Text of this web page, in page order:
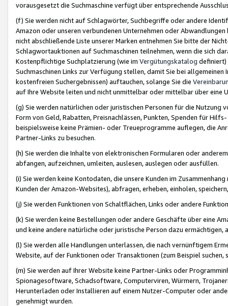
vorausgesetzt die Suchmaschine verfügt über entsprechende
(f) Sie werden nicht auf Schlagwörter, Suchbegriffe oder andere
Amazon oder unseren verbundenen Unternehmen oder
nicht abschließende Liste unserer Marken entnehmen Sie bitte der
Schlagwortauktionen auf Suchmaschinen teilnehmen, wenn die sich
Kostenpflichtige Suchplatzierung (wie im Vergütungskatalog definiert)
Suchmaschinen Links zur Verfügung stellen, damit Sie bei
kostenfreien Suchergebnissen) auftauchen, solange Sie die
auf Ihre Website leiten und nicht unmittelbar oder mittelbar über eine
(g) Sie werden natürlichen oder juristischen Personen für die Nutzung
Form von Geld, Rabatten, Preisnachlässen, Punkten, Spenden für
beispielsweise keine Prämien- oder Treueprogramme auflegen, die
Partner-Links zu besuchen.
(h) Sie werden die Inhalte von elektronischen Formularen oder
abfangen, aufzeichnen, umleiten, auslesen, auslegen oder ausfüllen.
(i) Sie werden keine Kontodaten, die unsere Kunden im
Kunden der Amazon-Websites), abfragen, erheben, einholen,
(j) Sie werden Funktionen von Schaltflächen, Links oder andere
(k) Sie werden keine Bestellungen oder andere Geschäfte über eine
und keine andere natürliche oder juristische Person dazu
(l) Sie werden alle Handlungen unterlassen, die nach vernünftigem
Website, auf der Funktionen oder Transaktionen (zum Beispiel
(m) Sie werden auf Ihrer Website keine Partner-Links oder
Spionagesoftware, Schadsoftware, Computerviren, Würmern,
Herunterladen oder Installieren auf einem Nutzer-Computer oder
genehmigt wurden.